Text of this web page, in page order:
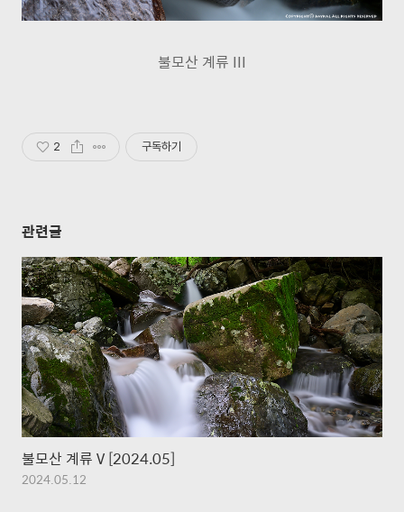
불모산 계류 III
2 구독하기
관련글
불모산 계류 V [2024.05]
2024.05.12